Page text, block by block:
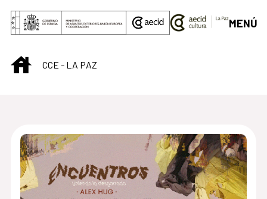
Saltar al contenido principal
MENÚ
INICIOCCE - LA PAZ